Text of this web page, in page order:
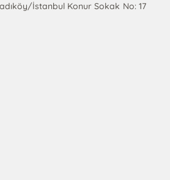
İstanbul Konur Sokak No: 17